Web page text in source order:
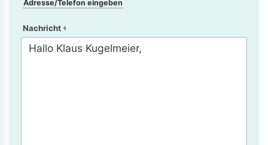
Adresse/Telefon eingeben
Nachricht